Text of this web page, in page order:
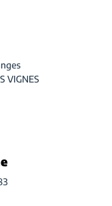
VIGNES